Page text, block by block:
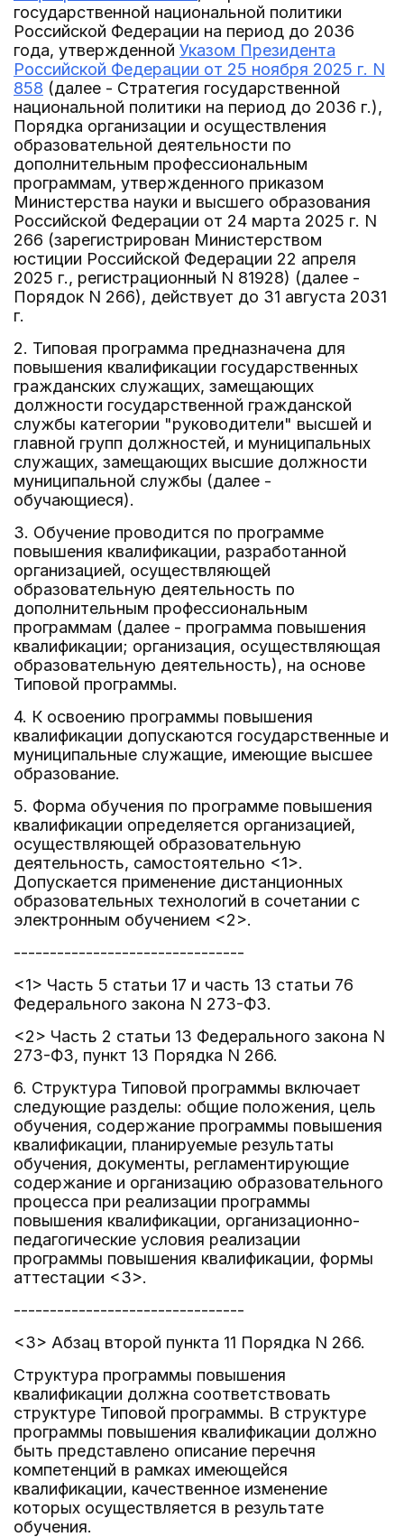
государственной национальной политики
Российской Федерации на период до 2036
года, утвержденной Указом Президента
Российской Федерации от 25 ноября 2025 г. N
858 (далее - Стратегия государственной
национальной политики на период до 2036 г.),
Порядка организации и осуществления
образовательной деятельности по
дополнительным профессиональным
программам, утвержденного приказом
Министерства науки и высшего образования
Российской Федерации от 24 марта 2025 г. N
266 (зарегистрирован Министерством
юстиции Российской Федерации 22 апреля
2025 г., регистрационный N 81928) (далее -
Порядок N 266), действует до 31 августа 2031
г.
2. Типовая программа предназначена для
повышения квалификации государственных
гражданских служащих, замещающих
должности государственной гражданской
службы категории "руководители" высшей и
главной групп должностей, и муниципальных
служащих, замещающих высшие должности
муниципальной службы (далее -
обучающиеся).
3. Обучение проводится по программе
повышения квалификации, разработанной
организацией, осуществляющей
образовательную деятельность по
дополнительным профессиональным
программам (далее - программа повышения
квалификации; организация, осуществляющая
образовательную деятельность), на основе
Типовой программы.
4. К освоению программы повышения
квалификации допускаются государственные и
муниципальные служащие, имеющие высшее
образование.
5. Форма обучения по программе повышения
квалификации определяется организацией,
осуществляющей образовательную
деятельность, самостоятельно <1>.
Допускается применение дистанционных
образовательных технологий в сочетании с
электронным обучением <2>.
--------------------------------
<1> Часть 5 статьи 17 и часть 13 статьи 76
Федерального закона N 273-ФЗ.
<2> Часть 2 статьи 13 Федерального закона N
273-ФЗ, пункт 13 Порядка N 266.
6. Структура Типовой программы включает
следующие разделы: общие положения, цель
обучения, содержание программы повышения
квалификации, планируемые результаты
обучения, документы, регламентирующие
содержание и организацию образовательного
процесса при реализации программы
повышения квалификации, организационно-
педагогические условия реализации
программы повышения квалификации, формы
аттестации <3>.
--------------------------------
<3> Абзац второй пункта 11 Порядка N 266.
Структура программы повышения
квалификации должна соответствовать
структуре Типовой программы. В структуре
программы повышения квалификации должно
быть представлено описание перечня
компетенций в рамках имеющейся
квалификации, качественное изменение
которых осуществляется в результате
обучения.